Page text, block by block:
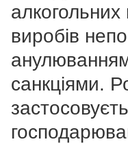
виробів
санкціями.